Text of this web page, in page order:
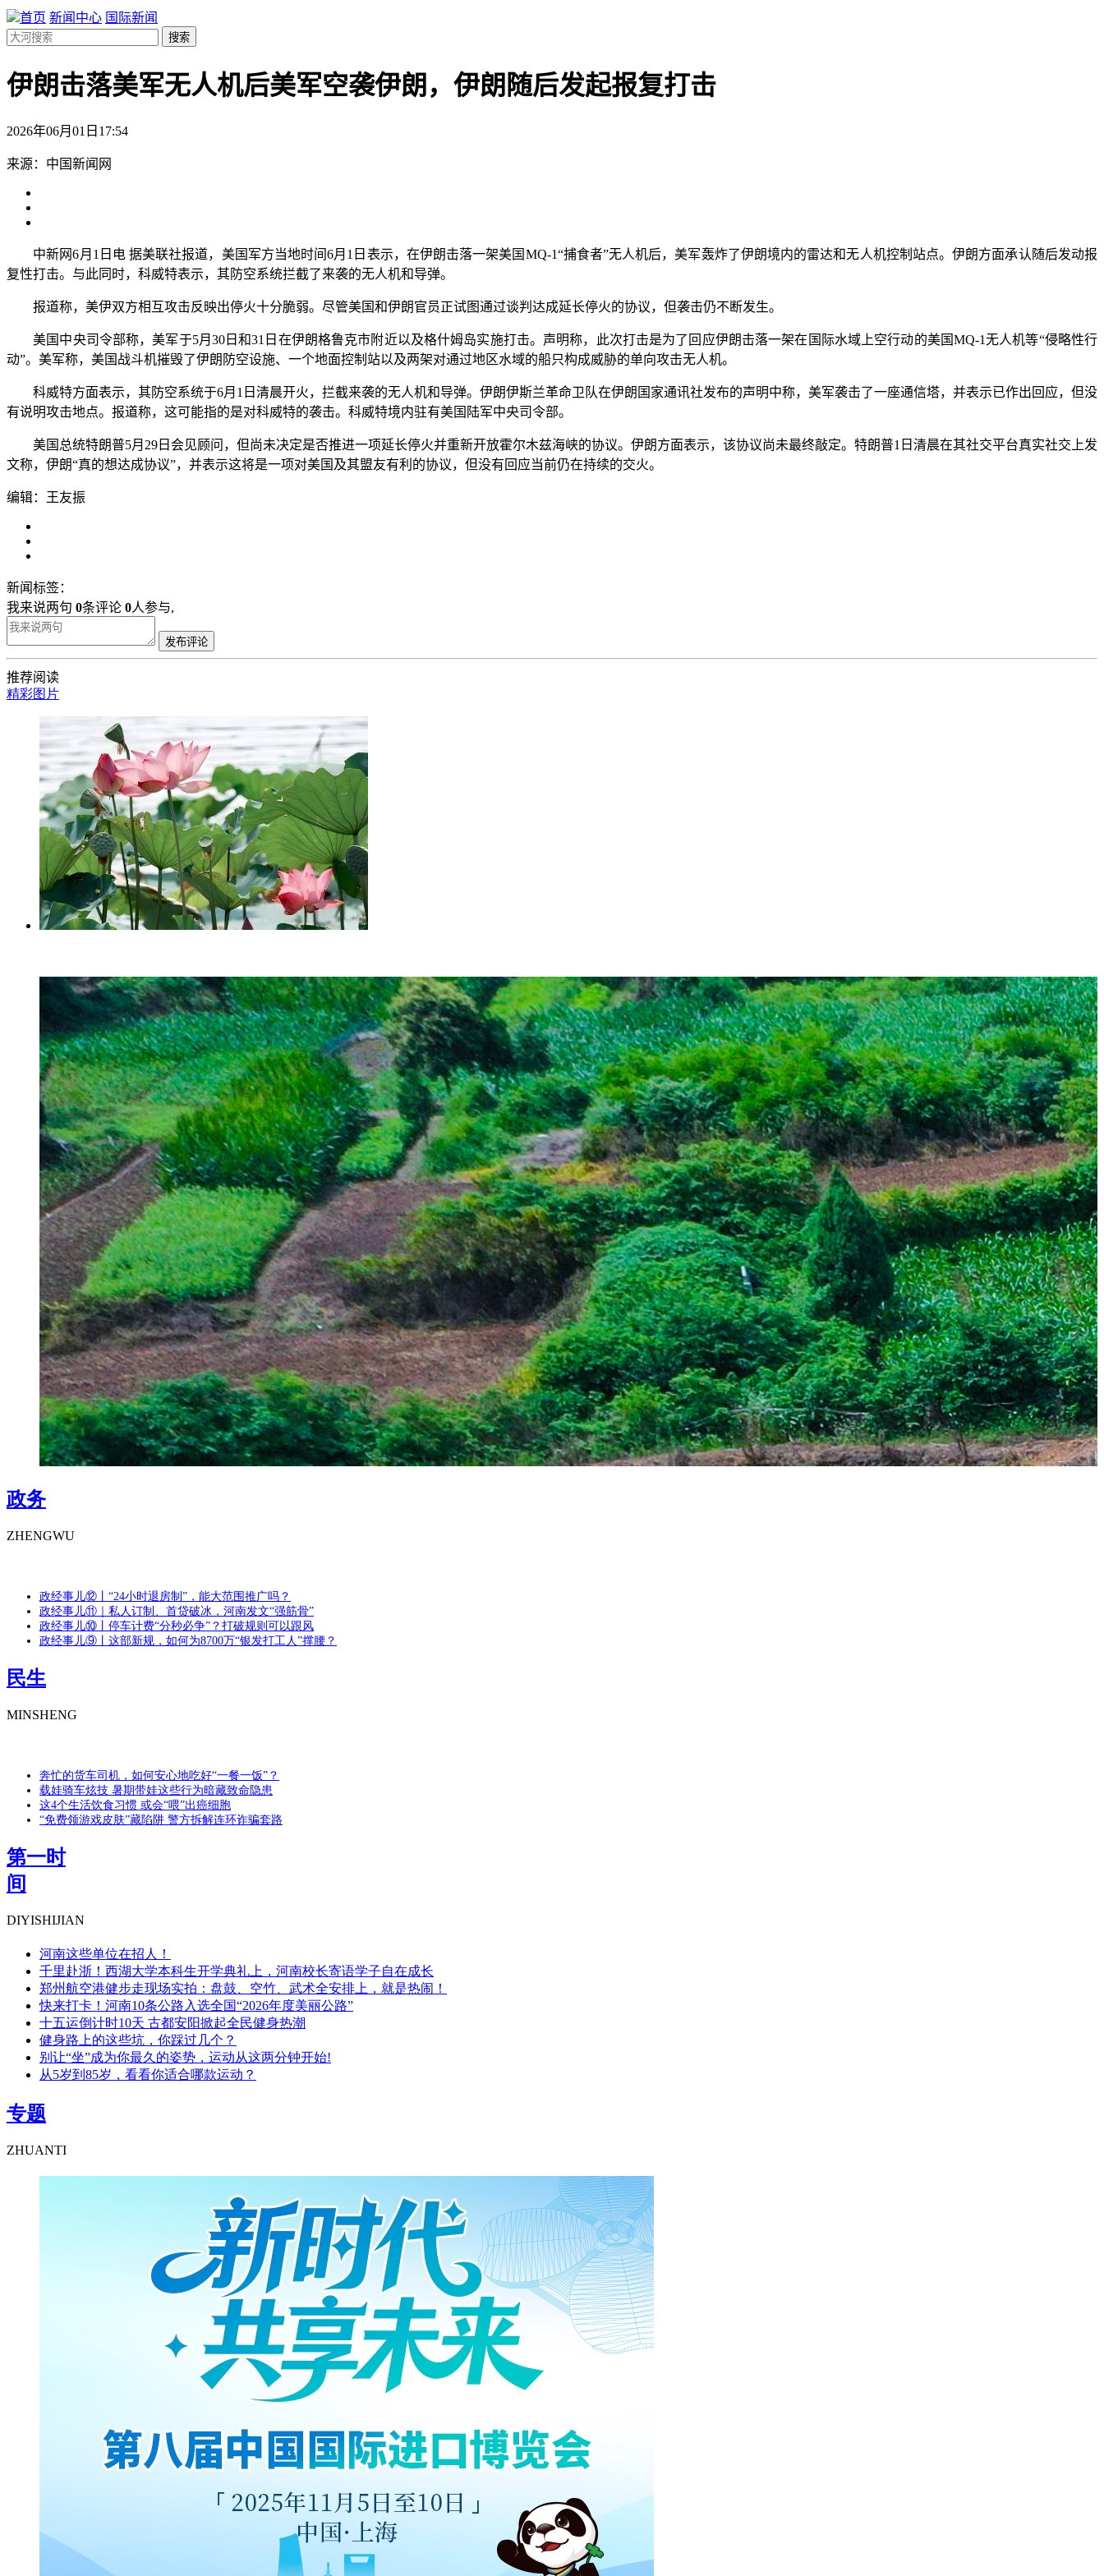
首页 新闻中心 国际新闻
搜索
伊朗击落美军无人机后美军空袭伊朗，伊朗随后发起报复打击
2026年06月01日17:54
来源：中国新闻网
中新网6月1日电 据美联社报道，美国军方当地时间6月1日表示，在伊朗击落一架美国MQ-1“捕食者”无人机后，美军轰炸了伊朗境内的雷达和无人机控制站点。伊朗方面承认随后发动报
复性打击。与此同时，科威特表示，其防空系统拦截了来袭的无人机和导弹。
报道称，美伊双方相互攻击反映出停火十分脆弱。尽管美国和伊朗官员正试图通过谈判达成延长停火的协议，但袭击仍不断发生。
美国中央司令部称，美军于5月30日和31日在伊朗格鲁克市附近以及格什姆岛实施打击。声明称，此次打击是为了回应伊朗击落一架在国际水域上空行动的美国MQ-1无人机等“侵略性行
动”。美军称，美国战斗机摧毁了伊朗防空设施、一个地面控制站以及两架对通过地区水域的船只构成威胁的单向攻击无人机。
科威特方面表示，其防空系统于6月1日清晨开火，拦截来袭的无人机和导弹。伊朗伊斯兰革命卫队在伊朗国家通讯社发布的声明中称，美军袭击了一座通信塔，并表示已作出回应，但没
有说明攻击地点。报道称，这可能指的是对科威特的袭击。科威特境内驻有美国陆军中央司令部。
美国总统特朗普5月29日会见顾问，但尚未决定是否推进一项延长停火并重新开放霍尔木兹海峡的协议。伊朗方面表示，该协议尚未最终敲定。特朗普1日清晨在其社交平台真实社交上发
文称，伊朗“真的想达成协议”，并表示这将是一项对美国及其盟友有利的协议，但没有回应当前仍在持续的交火。
编辑：王友振
新闻标签：
我来说两句 0条评论 0人参与,
发布评论
推荐阅读